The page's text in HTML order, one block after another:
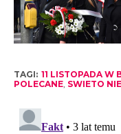
TAGI: 11 LISTOPADA W
POLECANE, SWIETO